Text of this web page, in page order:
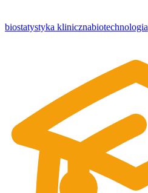
biostatystyka klinicznabiotechnologia